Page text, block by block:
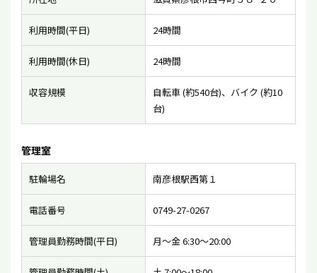
利用時間(平日) 24時間
利用時間(休日) 24時間
収容規模
自転車 (約540台)、バイク (約10
台)
管理室
駐輪場名 南彦根駅西第１
電話番号 0749-27-0267
管理員勤務時間(平日) 月〜金 6:30〜20:00